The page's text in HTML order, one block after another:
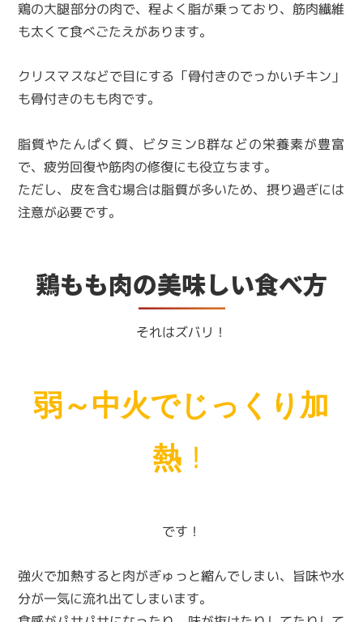
鶏の大腿部分の肉で、程よく脂が乗っており、筋肉繊維
も太くて食べごたえがあります。
クリスマスなどで目にする「骨付きのでっかいチキン」
も骨付きのもも肉です。
脂質やたんぱく質、ビタミンB群などの栄養素が豊富
で、疲労回復や筋肉の修復にも役立ちます。
ただし、皮を含む場合は脂質が多いため、摂り過ぎには
注意が必要です。
鶏もも肉の美味しい食べ方
それはズバリ！
弱～中火でじっくり加
熱！
です！
強火で加熱すると肉がぎゅっと縮んでしまい、旨味や水
分が一気に流れ出てしまいます。